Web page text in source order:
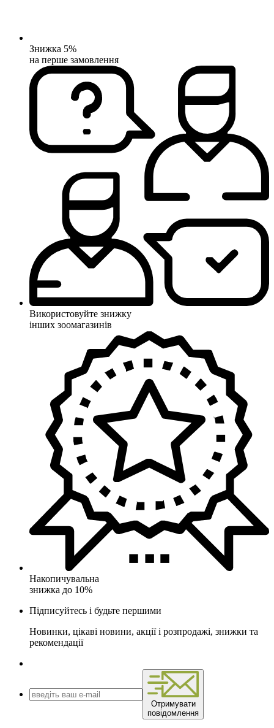
Знижка 5%
на перше замовлення
Використовуйте знижку
інших зоомагазинів
Накопичувальна
знижка до 10%
Підписуйтесь і будьте першими
Новинки, цікаві новини, акції і розпродажі, знижки та
рекомендації
Отримувати
повідомлення